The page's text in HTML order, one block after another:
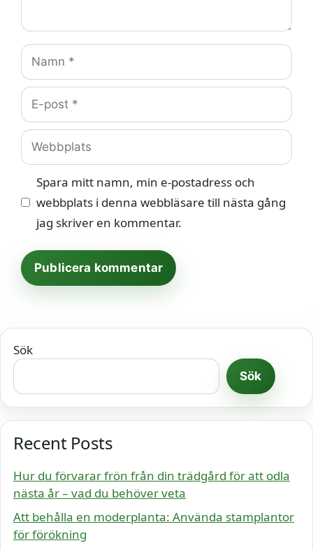
Namn
E-
post
Webbplats
Spara mitt namn, min e-postadress och
webbplats i denna webbläsare till nästa gång
jag skriver en kommentar.
Sök
Sök
Recent Posts
Hur du förvarar frön från din trädgård för att odla
nästa år – vad du behöver veta
Att behålla en moderplanta: Använda stamplantor
för förökning